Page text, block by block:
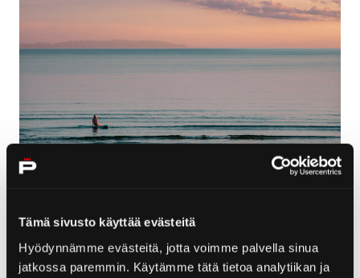
Tämä sivusto käyttää evästeitä
Hyödynnämme evästeitä, jotta voimme palvella sinua
jatkossa paremmin. Käytämme tätä tietoa analytiikan ja
vandringslederna, arkitekturen och mausoleet. Planera
ditt besök! Fascineras av den fantastiska helheten
medVilla MaireaiAhlströms bruksområde.